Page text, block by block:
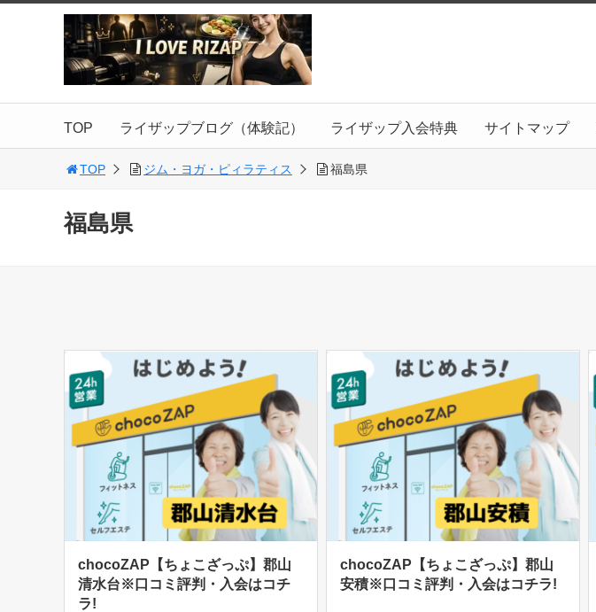
TOP ライザップブログ（体験記） ライザップ入会特典 サイトマップ
TOP ジム・ヨガ・ピィラティス 福島県
福島県
chocoZAP【ちょこざっぷ】郡山
清水台※口コミ評判・入会はコチ
ラ!
chocoZAP【ちょこざっぷ】郡山
安積※口コミ評判・入会はコチラ!